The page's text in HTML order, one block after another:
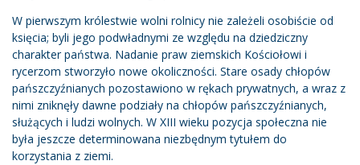
W pierwszym królestwie wolni rolnicy nie zależeli osobiście od
księcia; byli jego podwładnymi ze względu na dziedziczny
charakter państwa. Nadanie praw ziemskich Kościołowi i
rycerzom stworzyło nowe okoliczności. Stare osady chłopów
pańszczyźnianych pozostawiono w rękach prywatnych, a wraz z
nimi zniknęły dawne podziały na chłopów pańszczyźnianych,
służących i ludzi wolnych. W XIII wieku pozycja społeczna nie
była jeszcze determinowana niezbędnym tytułem do
korzystania z ziemi.